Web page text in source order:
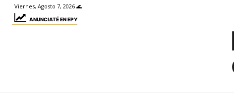
Viernes, Agosto 7, 2026 🌊
ANUNCIATÉ EN EPY